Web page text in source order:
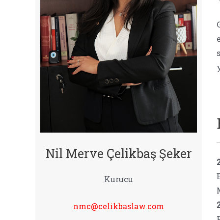
Nil Merve Çelikbaş Şeker
Kurucu
nmc@celikbaslaw.com